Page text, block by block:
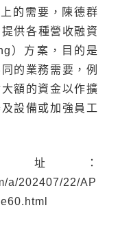
的需要，陳德群
供各種營收融資
）方案，目的是
的業務需要，例
額的資金以作擴
設備或加強員工
址：
a/202407/22/AP